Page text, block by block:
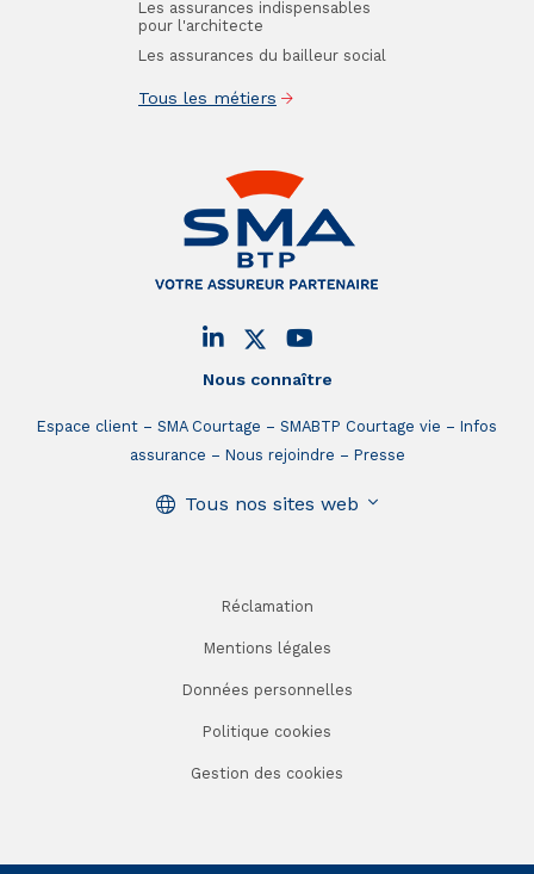
Nous connaître
Espace client SMA Courtage SMABTP Courtage vie
Infos
assurance
Nous rejoindre Presse
Tous nos sites web
Les assurances indispensables
pour l'architecte
Les assurances du bailleur social
Tous les métiers
Réclamation
Mentions légales
Données personnelles
Politique cookies
Gestion des cookies